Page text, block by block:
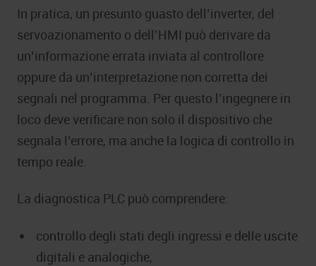
In pratica, un presunto guasto dell’inverter, del
servoazionamento o dell’HMI può derivare da
un’informazione errata inviata al controllore
oppure da un’interpretazione non corretta dei
segnali nel programma. Per questo l’ingegnere in
loco deve verificare non solo il dispositivo che
segnala l’errore, ma anche la logica di controllo in
tempo reale.
La diagnostica PLC può comprendere:
controllo degli stati degli ingressi e delle uscite
digitali e analogiche,